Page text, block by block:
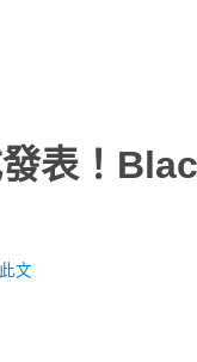
表！
文